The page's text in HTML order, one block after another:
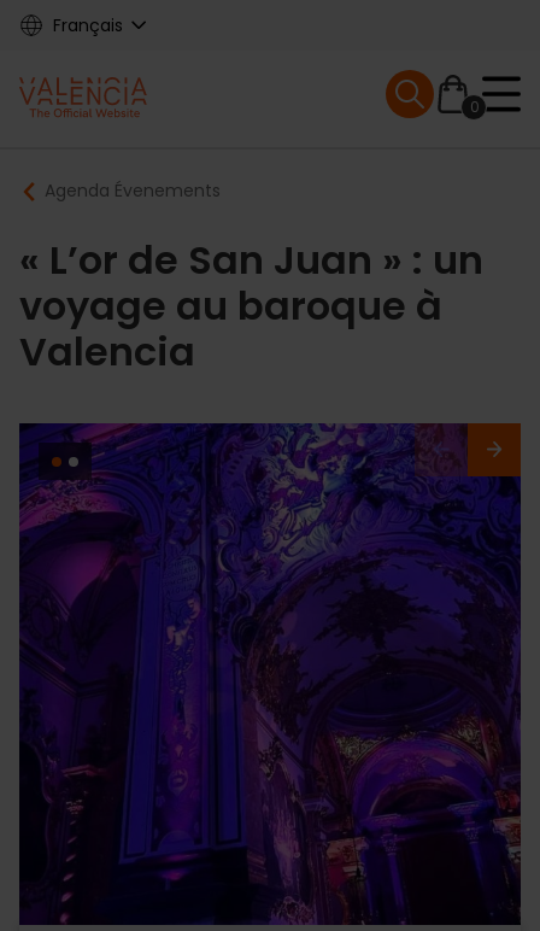
Skip
content
Français
Main
navigation
0
Mobile menu
Breadcrumb
Agenda Évenements
« L’or de San Juan » : un
voyage au baroque à
Valencia